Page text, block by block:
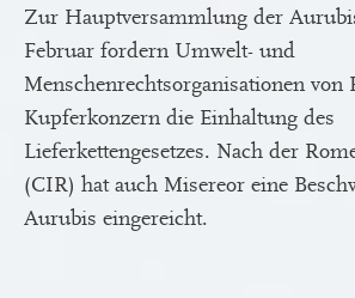
Zur Hauptversammlung der
Februar fordern Umwelt- und
Menschenrechtsorganisationen von
Kupferkonzern die Einhaltung des
Lieferkettengesetzes. Nach der
(CIR) hat auch Misereor eine
Aurubis eingereicht.